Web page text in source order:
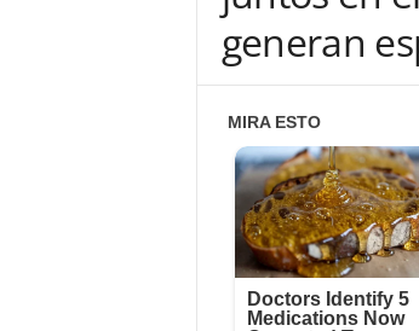
generan